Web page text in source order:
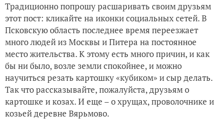
Традиционно попрошу расшаривать своим друзьям
этот пост: кликайте на иконки социальных сетей. В
Псковскую область последнее время переезжает
много людей из Москвы и Питера на постоянное
место жительства. К этому есть много причин, и как
бы ни было, возле земли спокойнее, и можно
научиться резать картошку «кубиком» и сыр делать.
Так что рассказывайте, пожалуйста, друзьям о
картошке и козах. И еще – о хрущах, проволочнике и
козьей деревне Вярьмово.